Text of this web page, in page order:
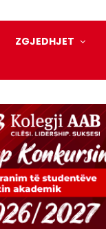
ZGJEDHJET